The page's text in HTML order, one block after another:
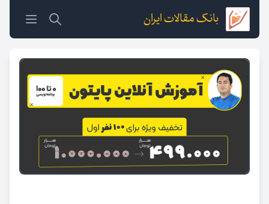
بانک مقالات ایران